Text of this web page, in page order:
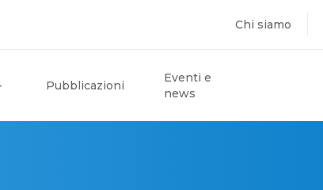
Chi siamo
Pubblicazioni
Eventi e
news